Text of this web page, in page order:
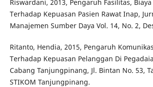
Riswardani, 2013, Pengaruh Fasilitas,
Terhadap Kepuasan Pasien Rawat Inap,
Manajemen Sumber Daya Vol. 14, No. 2,
Ritanto, Hendia, 2015, Pengaruh
Terhadap Kepuasan Pelanggan Di
Cabang Tanjungpinang, Jl. Bintan No. 53,
STIKOM Tanjungpinang.